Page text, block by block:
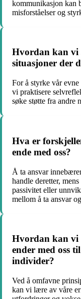
kommunikasjon kan
misforståelser og
Hvordan kan vi
situasjoner der
For å styrke vår
vi praktisere
søke støtte fra andre
Hva er
ende med oss?
Å ta ansvar
handle deretter,
passivitet eller
mellom å ta ansvar
Hvordan kan vi
ender med oss
individer?
Ved å omfavne
kan vi lære av våre